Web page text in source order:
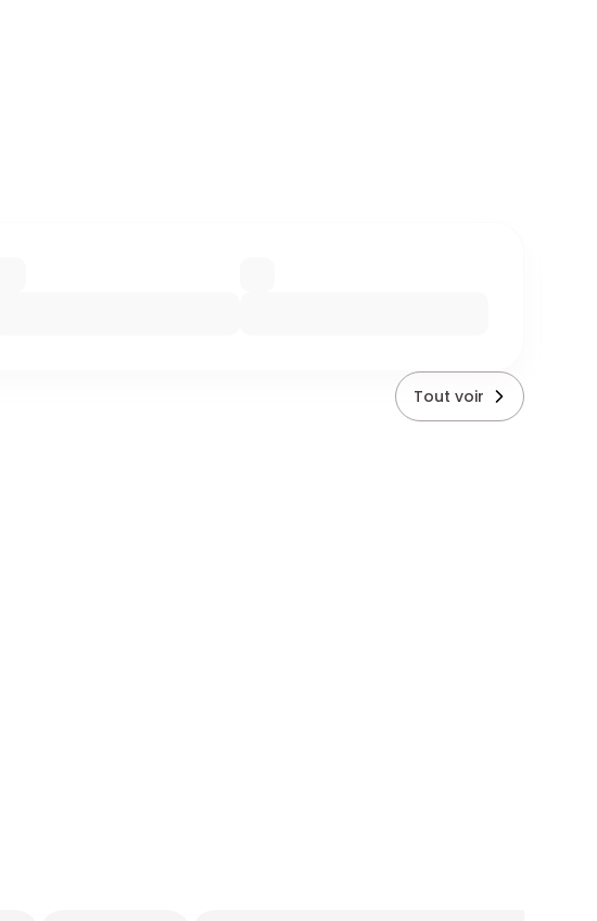
Tout voir